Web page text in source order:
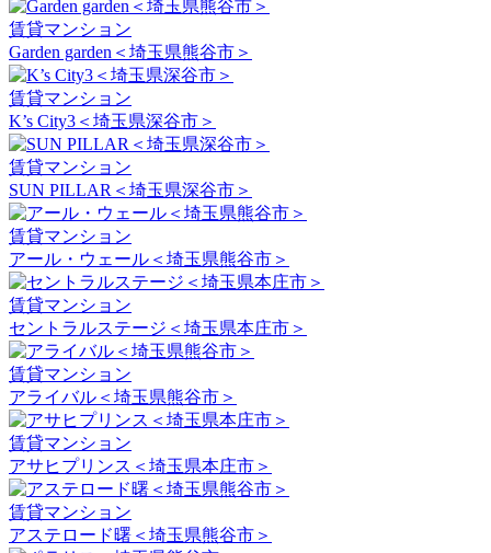
賃貸マンション
Garden garden＜埼玉県熊谷市＞
賃貸マンション
K’s City3＜埼玉県深谷市＞
賃貸マンション
SUN PILLAR＜埼玉県深谷市＞
賃貸マンション
アール・ウェール＜埼玉県熊谷市＞
賃貸マンション
セントラルステージ＜埼玉県本庄市＞
賃貸マンション
アライバル＜埼玉県熊谷市＞
賃貸マンション
アサヒプリンス＜埼玉県本庄市＞
賃貸マンション
アステロード曙＜埼玉県熊谷市＞